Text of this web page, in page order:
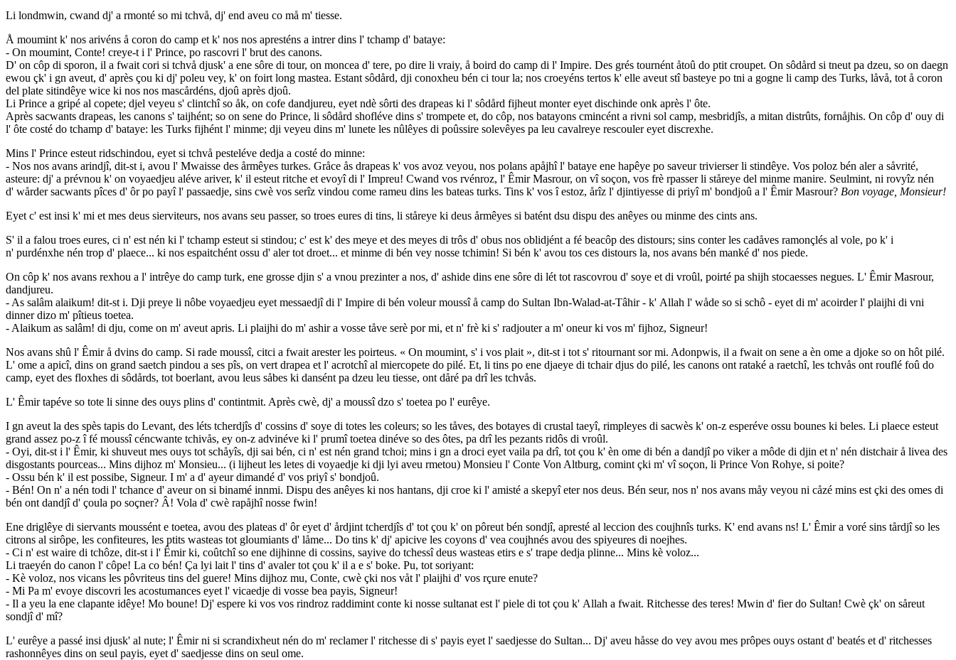
Li londmwin, cwand dj' a rmonté so mi tchvå, dj' end aveu co må m' tiesse.
Å moumint k' nos arivéns å coron do camp et k' nos nos apresténs a intrer dins l' tchamp d' bataye:
- On moumint, Conte! creye-t i l' Prince, po rascovri l' brut des canons.
D' on côp di sporon, il a fwait cori si tchvå djusk' a ene sôre di tour, on moncea d' tere, po dire li vraiy, å boird do camp di l' Impire. Des grés tournént åtoû do ptit croupet. On sôdård si tneut pa dzeu, so on daegn
ewou çk' i gn aveut, d' après çou ki dj' poleu vey, k' on foirt long mastea. Estant sôdård, dji conoxheu bén ci tour la; nos croeyéns tertos k' elle aveut stî basteye po tni a gogne li camp des Turks, låvå, tot å coron
del plate sitindêye wice ki nos nos mascårdéns, djoû après djoû.
Li Prince a gripé al copete; djel veyeu s' clintchî so åk, on cofe dandjureu, eyet ndè sôrti des drapeas ki l' sôdård fijheut monter eyet dischinde onk après l' ôte.
Après sacwants drapeas, les canons s' taijhént; so on sene do Prince, li sôdård shofléve dins s' trompete et, do côp, nos batayons cmincént a rivni sol camp, mesbridjîs, a mitan distrûts, fornåjhis. On côp d' ouy di
l' ôte costé do tchamp d' bataye: les Turks fijhént l' minme; dji veyeu dins m' lunete les nûlêyes di poûssire solevêyes pa leu cavalreye rescouler eyet discrexhe.
Mins l' Prince esteut ridschindou, eyet si tchvå pesteléve dedja a costé do minne:
- Nos nos avans arindjî, dit-st i, avou l' Mwaisse des årmêyes turkes. Gråce ås drapeas k' vos avoz veyou, nos polans apåjhî l' bataye ene hapêye po saveur trivierser li stindêye. Vos poloz bén aler a såvrité,
asteure: dj' a prévnou k' on voyaedjeu aléve ariver, k' il esteut ritche et evoyî di l' Impreu! Cwand vos rvénroz, l' Êmir Masrour, on vî soçon, vos frè rpasser li ståreye del minme manire. Seulmint, ni rovyîz nén
d' wårder sacwants pîces d' ôr po payî l' passaedje, sins cwè vos serîz vindou come rameu dins les bateas turks. Tins k' vos î estoz, årîz l' djintiyesse di priyî m' bondjoû a l' Êmir Masrour? Bon voyage, Monsieur!
Eyet c' est insi k' mi et mes deus sierviteurs, nos avans seu passer, so troes eures di tins, li ståreye ki deus årmêyes si batént dsu dispu des anêyes ou minme des cints ans.
S' il a falou troes eures, ci n' est nén ki l' tchamp esteut si stindou; c' est k' des meye et des meyes di trôs d' obus nos oblidjént a fé beacôp des distours; sins conter les cadåves ramonçlés al vole, po k' i
n' purdénxhe nén trop d' plaece... ki nos espaitchént ossu d' aler tot droet... et minme di bén vey nosse tchimin! Si bén k' avou tos ces distours la, nos avans bén manké d' nos piede.
On côp k' nos avans rexhou a l' intrêye do camp turk, ene grosse djin s' a vnou prezinter a nos, d' ashide dins ene sôre di lét tot rascovrou d' soye et di vroûl, poirté pa shijh stocaesses negues. L' Êmir Masrour,
dandjureu.
- As salâm alaikum! dit-st i. Dji preye li nôbe voyaedjeu eyet messaedjî di l' Impire di bén voleur moussî å camp do Sultan Ibn-Walad-at-Tâhir - k' Allah l' wåde so si schô - eyet di m' acoirder l' plaijhi di vni
dinner dizo m' pîtieus toetea.
- Alaikum as salâm! di dju, come on m' aveut apris. Li plaijhi do m' ashir a vosse tåve serè por mi, et n' frè ki s' radjouter a m' oneur ki vos m' fijhoz, Signeur!
Nos avans shû l' Êmir å dvins do camp. Si rade moussî, citci a fwait arester les poirteus. « On moumint, s' i vos plait », dit-st i tot s' ritournant sor mi. Adonpwis, il a fwait on sene a èn ome a djoke so on hôt pilé.
L' ome a apicî, dins on grand saetch pindou a ses pîs, on vert drapea et l' acrotchî al miercopete do pilé. Et, li tins po ene djaeye di tchair djus do pilé, les canons ont rataké a raetchî, les tchvås ont rouflé foû do
camp, eyet des floxhes di sôdårds, tot boerlant, avou leus såbes ki dansént pa dzeu leu tiesse, ont dåré pa drî les tchvås.
L' Êmir tapéve so tote li sinne des ouys plins d' contintmit. Après cwè, dj' a moussî dzo s' toetea po l' eurêye.
I gn aveut la des spès tapis do Levant, des léts tcherdjîs d' cossins d' soye di totes les coleurs; so les tåves, des botayes di crustal taeyî, rimpleyes di sacwès k' on-z esperéve ossu bounes ki beles. Li plaece esteut
grand assez po-z î fé moussî céncwante tchivås, ey on-z advinéve ki l' prumî toetea dinéve so des ôtes, pa drî les pezants ridôs di vroûl.
- Oyi, dit-st i l' Êmir, ki shuveut mes ouys tot schåyîs, dji sai bén, ci n' est nén grand tchoi; mins i gn a droci eyet vaila pa drî, tot çou k' èn ome di bén a dandjî po viker a môde di djin et n' nén distchair å livea des
disgostants pourceas... Mins dijhoz m' Monsieu... (i lijheut les letes di voyaedje ki dji lyi aveu rmetou) Monsieu l' Conte Von Altburg, comint çki m' vî soçon, li Prince Von Rohye, si poite?
- Ossu bén k' il est possibe, Signeur. I m' a d' ayeur dimandé d' vos priyî s' bondjoû.
- Bén! On n' a nén todi l' tchance d' aveur on si binamé innmi. Dispu des anêyes ki nos hantans, dji croe ki l' amisté a skepyî eter nos deus. Bén seur, nos n' nos avans måy veyou ni cåzé mins est çki des omes di
bén ont dandjî d' çoula po soçner? Â! Vola d' cwè rapåjhî nosse fwin!
Ene driglêye di siervants moussént e toetea, avou des plateas d' ôr eyet d' årdjint tcherdjîs d' tot çou k' on pôreut bén sondjî, apresté al leccion des coujhnîs turks. K' end avans ns! L' Êmir a voré sins tårdjî so les
citrons al sirôpe, les confiteures, les ptits wasteas tot gloumiants d' låme... Do tins k' dj' apicive les coyons d' vea coujhnés avou des spiyeures di noejhes.
- Ci n' est waire di tchôze, dit-st i l' Êmir ki, coûtchî so ene dijhinne di cossins, sayive do tchessî deus wasteas etirs e s' trape dedja plinne... Mins kè voloz...
Li traeyén do canon l' côpe! La co bén! Ça lyi lait l' tins d' avaler tot çou k' il a e s' boke. Pu, tot soriyant:
- Kè voloz, nos vicans les pôvriteus tins del guere! Mins dijhoz mu, Conte, cwè çki nos våt l' plaijhi d' vos rçure enute?
- Mi Pa m' evoye discovri les acostumances eyet l' vicaedje di vosse bea payis, Signeur!
- Il a yeu la ene clapante idêye! Mo boune! Dj' espere ki vos vos rindroz raddimint conte ki nosse sultanat est l' piele di tot çou k' Allah a fwait. Ritchesse des teres! Mwin d' fier do Sultan! Cwè çk' on såreut
sondjî d' mî?
L' eurêye a passé insi djusk' al nute; l' Êmir ni si scrandixheut nén do m' reclamer l' ritchesse di s' payis eyet l' saedjesse do Sultan... Dj' aveu håsse do vey avou mes prôpes ouys ostant d' beatés et d' ritchesses
rashonnêyes dins on seul payis, eyet d' saedjesse dins on seul ome.